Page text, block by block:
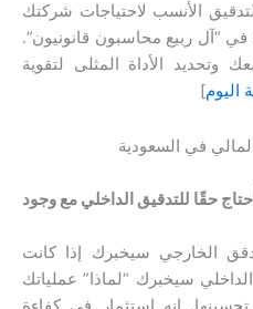
الأنسب لاحتياجات شركتك
في “آل ربيع محاسبون قانونيون”.
الأداة المثلى لتقوية
اليوم]
في السعودية
حقًا للتدقيق الداخلي مع وجود
الخارجي سيخبرك إذا كانت
سيخبرك “لماذا” عملياتك